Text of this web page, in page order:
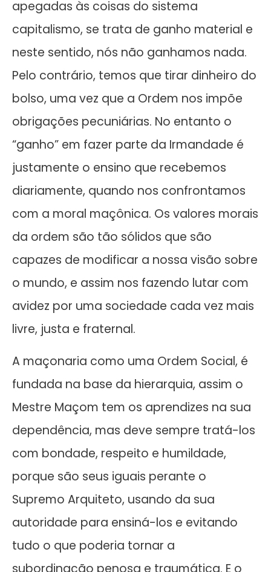
apegadas às coisas do sistema
capitalismo, se trata de ganho material e
neste sentido, nós não ganhamos nada.
Pelo contrário, temos que tirar dinheiro do
bolso, uma vez que a Ordem nos impõe
obrigações pecuniárias. No entanto o
“ganho” em fazer parte da Irmandade é
justamente o ensino que recebemos
diariamente, quando nos confrontamos
com a moral maçônica. Os valores morais
da ordem são tão sólidos que são
capazes de modificar a nossa visão sobre
o mundo, e assim nos fazendo lutar com
avidez por uma sociedade cada vez mais
livre, justa e fraternal.
A maçonaria como uma Ordem Social, é
fundada na base da hierarquia, assim o
Mestre Maçom tem os aprendizes na sua
dependência, mas deve sempre tratá-los
com bondade, respeito e humildade,
porque são seus iguais perante o
Supremo Arquiteto, usando da sua
autoridade para ensiná-los e evitando
tudo o que poderia tornar a
subordinação penosa e traumática. E o